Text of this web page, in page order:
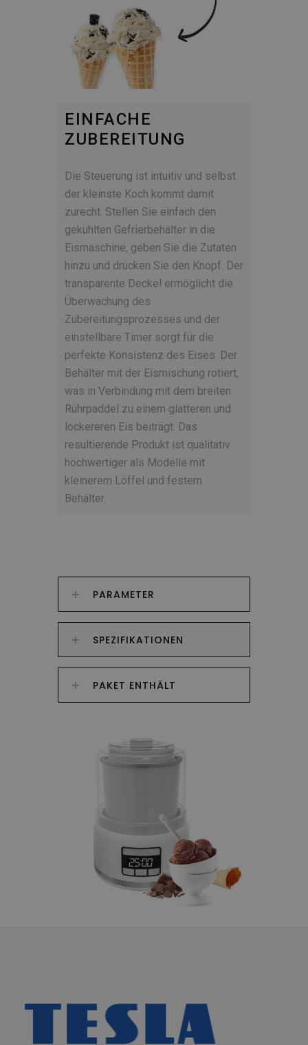
EINFACHE
ZUBEREITUNG
Die Steuerung ist intuitiv und selbst
der kleinste Koch kommt damit
zurecht. Stellen Sie einfach den
gekühlten Gefrierbehälter in die
Eismaschine, geben Sie die Zutaten
hinzu und drücken Sie den Knopf. Der
transparente Deckel ermöglicht die
Überwachung des
Zubereitungsprozesses und der
einstellbare Timer sorgt für die
perfekte Konsistenz des Eises. Der
Behälter mit der Eismischung rotiert,
was in Verbindung mit dem breiten
Rührpaddel zu einem glatteren und
lockereren Eis beiträgt. Das
resultierende Produkt ist qualitativ
hochwertiger als Modelle mit
kleinerem Löffel und festem
Behälter.
PARAMETER
SPEZIFIKATIONEN
PAKET ENTHÄLT